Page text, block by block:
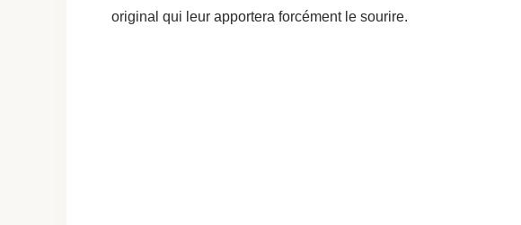
original qui leur apportera forcément le sourire.